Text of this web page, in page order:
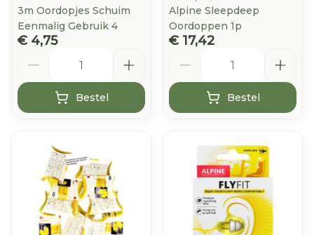
3m Oordopjes Schuim
Eenmalig Gebruik 4
€ 4,75
Bestel
Alpine Sleepdeep
Oordoppen 1p
€ 17,42
Bestel